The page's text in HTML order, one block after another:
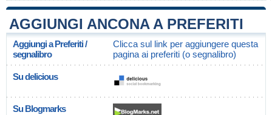
AGGIUNGI ANCONA A PREFERITI
Aggiungi a Preferiti /
segnalibro
Clicca sul link per aggiungere questa
pagina ai preferiti (o segnalibro)
Su delicious
Su Blogmarks